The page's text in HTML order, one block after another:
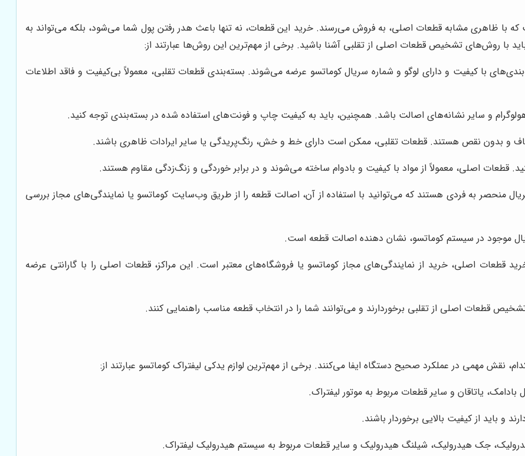
که با ظاهری مشابه قطعات اصلی، به فروش می‌رسند. خرید این قطعات، نه تنها باعث هدر رفتن پول شما می‌شود، بلکه می‌تواند به
با روش‌های تشخیص قطعات اصلی از تقلبی آشنا باشید. برخی از مهم‌ترین این روش‌ها عبارتند از:
با کیفیت و دارای لوگو و شماره سریال کوماتسو عرضه می‌شوند. بسته‌بندی قطعات تقلبی، معمولاً بی‌کیفیت و فاقد اطلاعات
و سایر نشانه‌های اصالت باشد. همچنین، باید به کیفیت چاپ و فونت‌های استفاده شده در بسته‌بندی توجه کنید.
و بدون نقص هستند. قطعات تقلبی، ممکن است دارای خط و خش، رنگ‌پریدگی یا سایر ایرادات ظاهری باشند.
قطعات اصلی، معمولاً از مواد با کیفیت و بادوام ساخته می‌شوند و در برابر خوردگی و زنگ‌زدگی مقاوم هستند.
منحصر به فردی هستند که می‌توانید با استفاده از آن، اصالت قطعه را از طریق وب‌سایت کوماتسو یا نمایندگی‌های مجاز بررسی
موجود در سیستم کوماتسو، نشان دهنده اصالت قطعه است.
خرید قطعات اصلی، خرید از نمایندگی‌های مجاز کوماتسو یا فروشگاه‌های معتبر است. این مراکز، قطعات اصلی را با گارانتی عرضه
قطعات اصلی از تقلبی برخوردارند و می‌توانند شما را در انتخاب قطعه مناسب راهنمایی کنند.
نقش مهمی در عملکرد صحیح دستگاه ایفا می‌کنند. برخی از مهم‌ترین لوازم یدکی لیفتراک کوماتسو عبارتند از:
یاتاقان و سایر قطعات مربوط به موتور لیفتراک.
و باید از کیفیت بالایی برخوردار باشند.
جک هیدرولیک، شیلنگ هیدرولیک و سایر قطعات مربوط به سیستم هیدرولیک لیفتراک.